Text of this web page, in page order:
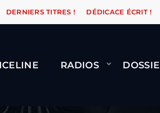
WARÉTRO ORANGE ROAD QUI
DERNIERS TITRES ! DÉDICACE ÉCRIT !
RADIOS